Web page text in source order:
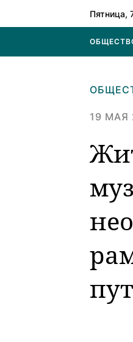
Пятница,
19 МАЯ